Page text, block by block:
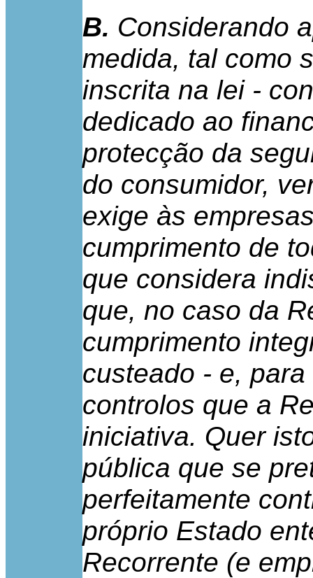
B. Considerando
medida, tal como
inscrita na lei -
dedicado ao
protecção da
do consumidor,
exige às
cumprimento de
que considera
que, no caso da
cumprimento
custeado - e,
controlos que a
iniciativa. Quer
pública que se
perfeitamente
próprio Estado
Recorrente (e